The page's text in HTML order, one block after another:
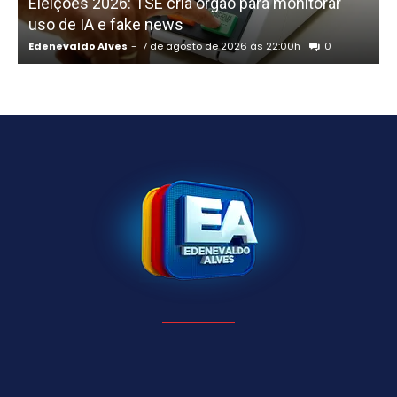
uso de IA e fake news
Edenevaldo Alves - 7 de agosto de 2026 às 22:00h 0